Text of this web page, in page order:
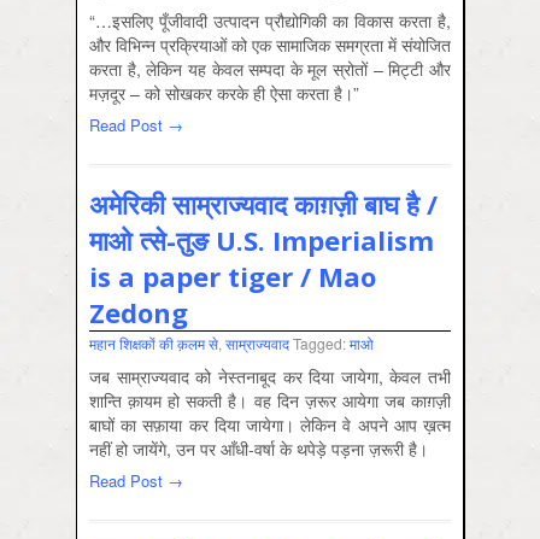
“…इसलिए पूँजीवादी उत्पादन प्रौद्योगिकी का विकास करता है,
और विभिन्न प्रक्रियाओं को एक सामाजिक समग्रता में संयोजित
करता है, लेकिन यह केवल सम्पदा के मूल स्रोतों – मिट्टी और
मज़दूर – को सोखकर करके ही ऐसा करता है।”
Read Post →
अमेरिकी साम्राज्यवाद काग़ज़ी बाघ है /
माओ त्से-तुङ U.S. Imperialism
is a paper tiger / Mao
Zedong
महान शिक्षकों की क़लम से, साम्राज्‍यवादTagged:माओ
जब साम्राज्यवाद को नेस्तनाबूद कर दिया जायेगा, केवल तभी
शान्ति क़ायम हो सकती है। वह दिन ज़रूर आयेगा जब काग़ज़ी
बाघों का सफ़ाया कर दिया जायेगा। लेकिन वे अपने आप ख़त्म
नहीं हो जायेंगे, उन पर आँधी-वर्षा के थपेड़े पड़ना ज़रूरी है।
Read Post →